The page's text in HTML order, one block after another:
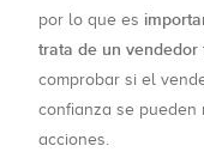
por lo que es
trata de un vendedor
comprobar si el
confianza se pueden
acciones.